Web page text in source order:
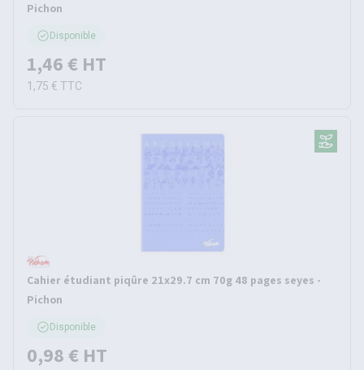
Pichon
Disponible
1,46 € HT
1,75 € TTC
Cahier étudiant piqûre 21x29.7 cm 70g 48 pages seyes -
Pichon
Disponible
0,98 € HT